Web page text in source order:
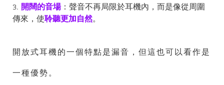
3. 開闊的音場：聲音不再局限於耳機內，而是像從周圍
傳來，使聆聽更加自然。
開放式耳機的一個特點是漏音，但這也可以看作是
一種優勢。